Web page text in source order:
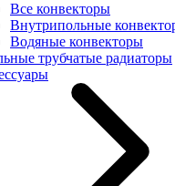
Все конвекторы
Внутрипольные
Водяные конвекторы
трубчатые радиаторы